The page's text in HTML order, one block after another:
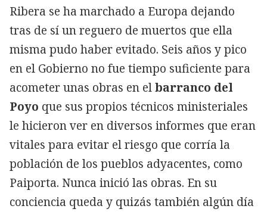
Ribera se ha marchado a Europa dejando
tras de sí un reguero de muertos que ella
misma pudo haber evitado. Seis años y pico
en el Gobierno no fue tiempo suficiente para
acometer unas obras en elbarranco del
Poyo que sus propios técnicos ministeriales
le hicieron ver en diversos informes que eran
vitales para evitar el riesgo que corría la
población de los pueblos adyacentes, como
Paiporta. Nunca inició las obras. En su
conciencia queda y quizás también algún día